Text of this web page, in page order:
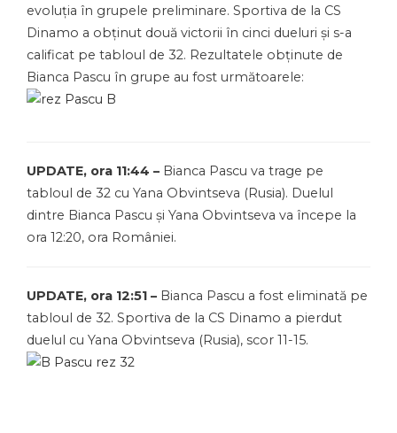
evoluția în grupele preliminare. Sportiva de la CS
Dinamo a obținut două victorii în cinci dueluri și s-a
calificat pe tabloul de 32. Rezultatele obținute de
Bianca Pascu în grupe au fost următoarele:
UPDATE, ora 11:44 – Bianca Pascu va trage pe
tabloul de 32 cu Yana Obvintseva (Rusia). Duelul
dintre Bianca Pascu și Yana Obvintseva va începe la
ora 12:20, ora României.
UPDATE, ora 12:51 – Bianca Pascu a fost eliminată pe
tabloul de 32. Sportiva de la CS Dinamo a pierdut
duelul cu Yana Obvintseva (Rusia), scor 11-15.